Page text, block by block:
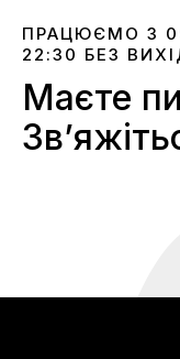
ПРАЦЮЄМО З
22:30 БЕЗ
Маєте